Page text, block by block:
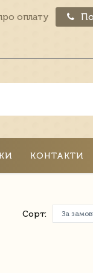
оплату
КОНТАКТИ
Сорт: